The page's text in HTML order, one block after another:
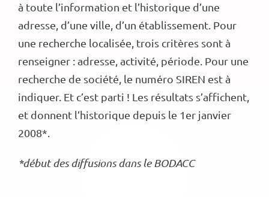
à toute l’information et l’historique d’une
adresse, d’une ville, d’un établissement. Pour
une recherche localisée, trois critères sont à
renseigner : adresse, activité, période. Pour une
recherche de société, le numéro SIREN est à
indiquer. Et c’est parti ! Les résultats s’affichent,
et donnent l’historique depuis le 1er janvier
2008*.
*début des diffusions dans le BODACC